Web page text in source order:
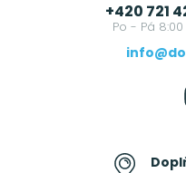
+420 721
Po - Pá 8:00